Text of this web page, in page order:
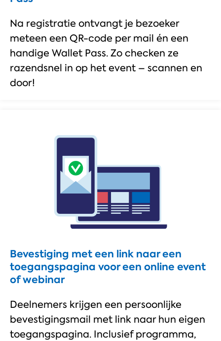
Na registratie ontvangt je bezoeker
meteen een QR-code per mail én een
handige Wallet Pass. Zo checken ze
razendsnel in op het event – scannen en
door!
Bevestiging met een link naar een
toegangspagina voor een online event
of webinar​
Deelnemers krijgen een persoonlijke
bevestigingsmail met link naar hun eigen
toegangspagina. Inclusief programma,